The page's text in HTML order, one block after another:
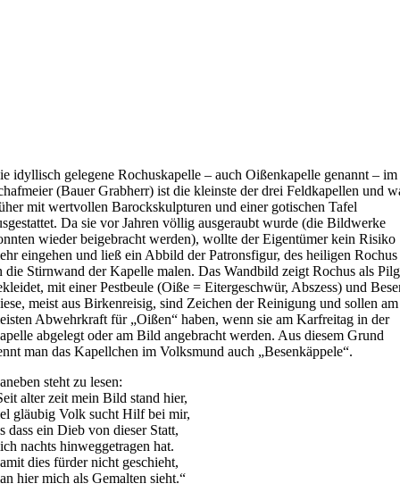
idyllisch gelegene Rochuskapelle – auch Oißenkapelle genannt – im
(Bauer Grabherr) ist die kleinste der drei Feldkapellen und
mit wertvollen Barockskulpturen und einer gotischen Tafel
Da sie vor Jahren völlig ausgeraubt wurde (die Bildwerke
wieder beigebracht werden), wollte der Eigentümer kein Risiko
eingehen und ließ ein Abbild der Patronsfigur, des heiligen Rochus
die Stirnwand der Kapelle malen. Das Wandbild zeigt Rochus als
mit einer Pestbeule (Oiße = Eitergeschwür, Abszess) und
meist aus Birkenreisig, sind Zeichen der Reinigung und sollen am
Abwehrkraft für „Oißen“ haben, wenn sie am Karfreitag in der
abgelegt oder am Bild angebracht werden. Aus diesem Grund
man das Kapellchen im Volksmund auch „Besenkäppele“.
steht zu lesen:
alter zeit mein Bild stand hier,
gläubig Volk sucht Hilf bei mir,
dass ein Dieb von dieser Statt,
nachts hinweggetragen hat.
dies fürder nicht geschieht,
hier mich als Gemalten sieht.“